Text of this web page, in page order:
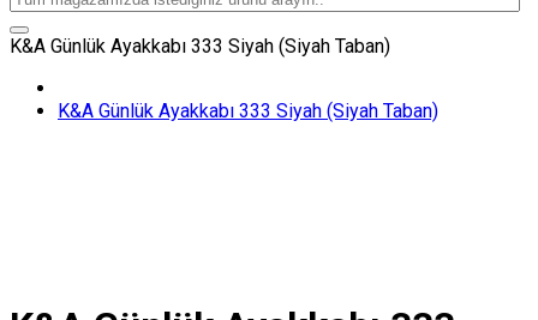
K&A Günlük Ayakkabı 333 Siyah (Siyah Taban)
K&A Günlük Ayakkabı 333 Siyah (Siyah Taban)